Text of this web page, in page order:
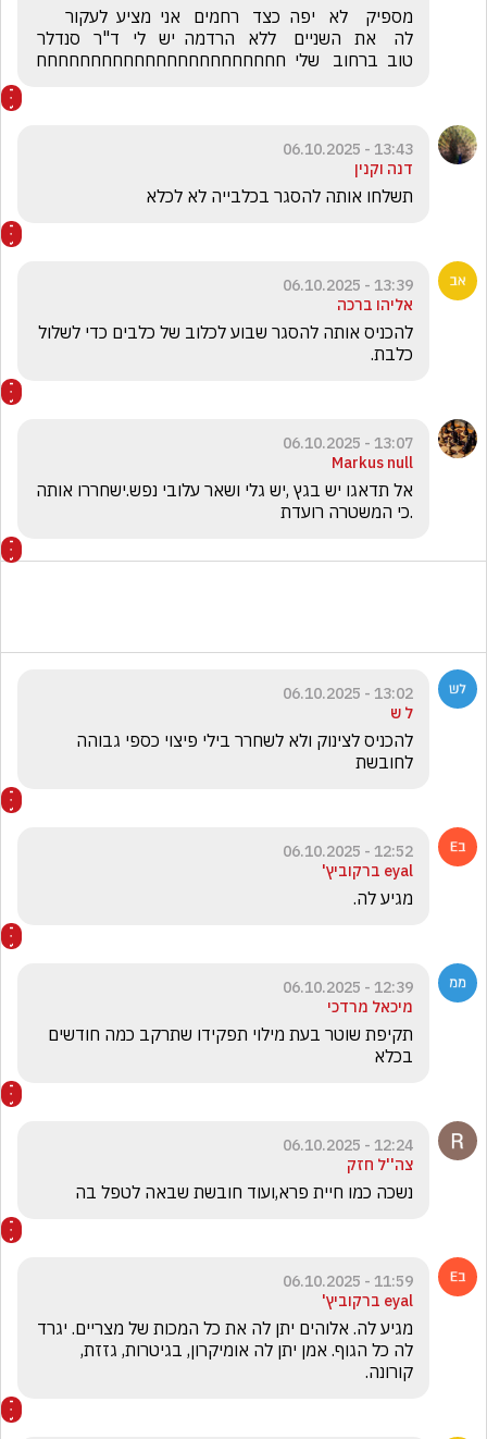
טוב  ברחוב   שלי  חחחחחחחחחחחחחחחחחחחחחחח
13:43 - 06.10.2025
דנה וקנין
תשלחו אותה להסגר בכלבייה לא לכלא
13:39 - 06.10.2025
אליהו ברכה
כלבת.
13:07 - 06.10.2025
Markus null
.כי המשטרה רועדת
13:02 - 06.10.2025
ל ש
לחובשת
12:52 - 06.10.2025
eyal ברקוביץ'
מגיע לה.
12:39 - 06.10.2025
מיכאל מרדכי
בכלא
12:24 - 06.10.2025
צה''ל חזק
נשכה כמו חיית פרא,ועוד חובשת שבאה לטפל בה
11:59 - 06.10.2025
eyal ברקוביץ'
קורונה.